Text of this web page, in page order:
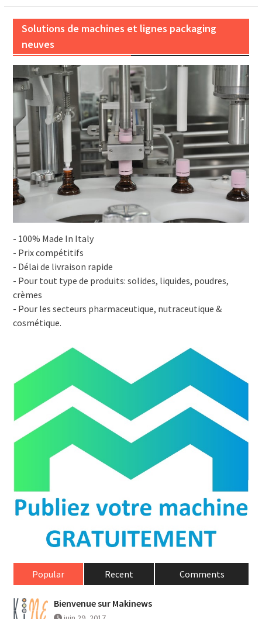
Solutions de machines et lignes packaging
neuves
- 100% Made In Italy
- Prix compétitifs
- Délai de livraison rapide
- Pour tout type de produits: solides, liquides, poudres,
crèmes
- Pour les secteurs pharmaceutique, nutraceutique &
cosmétique.
Popular Recent Comments
Bienvenue sur Makinews